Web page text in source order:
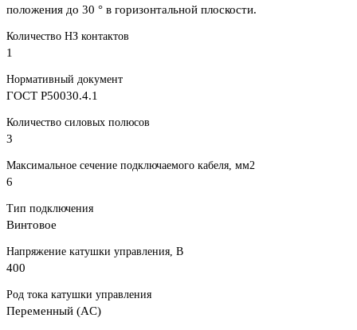
положения до 30 ° в горизонтальной плоскости.
Количество НЗ контактов
1
Нормативный документ
ГОСТ Р50030.4.1
Количество силовых полюсов
3
Максимальное сечение подключаемого кабеля, мм2
6
Тип подключения
Винтовое
Напряжение катушки управления, В
400
Род тока катушки управления
Переменный (AC)